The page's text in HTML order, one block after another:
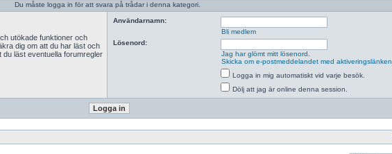
Du måste logga in för att svara på trådar i denna kategori.
utökade funktioner och
dig om att du har läst och
läst eventuella forumregler
Användarnamn:
Bli medlem
Lösenord:
Jag har glömt mitt lösenord.
Skicka om e-postmeddelandet med aktiveringslänken.
Logga in mig automatiskt vid varje besök.
Dölj att jag är online denna session.